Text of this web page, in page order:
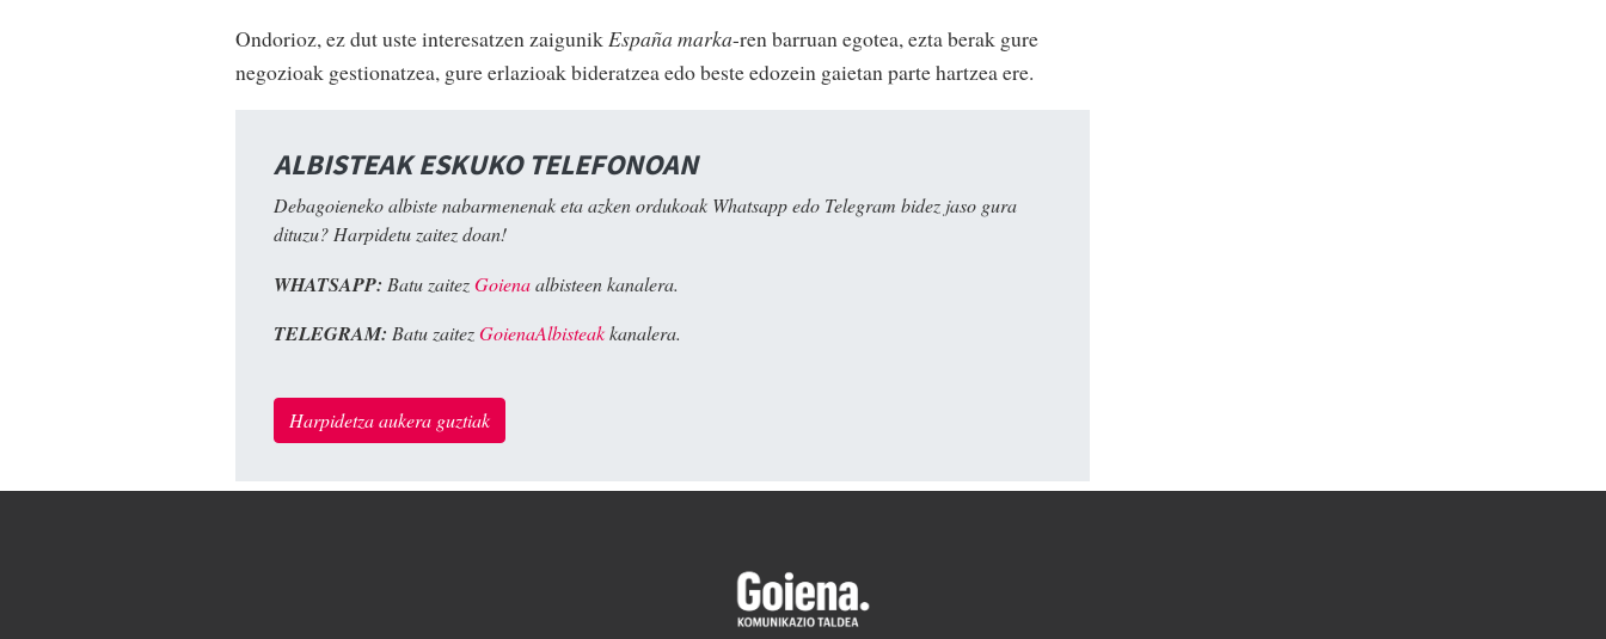
Ondorioz, ez dut uste interesatzen zaigunikEspaña marka-ren barruan egotea, ezta berak gure
negozioak gestionatzea, gure erlazioak bideratzea edo beste edozein gaietan parte hartzea ere.
ALBISTEAK ESKUKO TELEFONOAN
Debagoieneko albiste nabarmenenak eta azken ordukoak Whatsapp edo Telegram bidez jaso gura
dituzu? Harpidetu zaitez doan!
WHATSAPP: Batu zaitezGoienaalbisteen kanalera.
TELEGRAM: Batu zaitezGoienaAlbisteakkanalera.
Harpidetza aukera guztiak